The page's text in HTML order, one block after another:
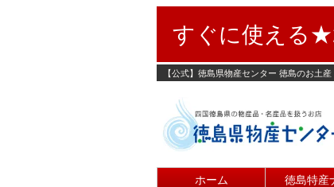
すぐに使える
【公式】徳島県物産センター 徳島のお土
ホーム 徳島特産